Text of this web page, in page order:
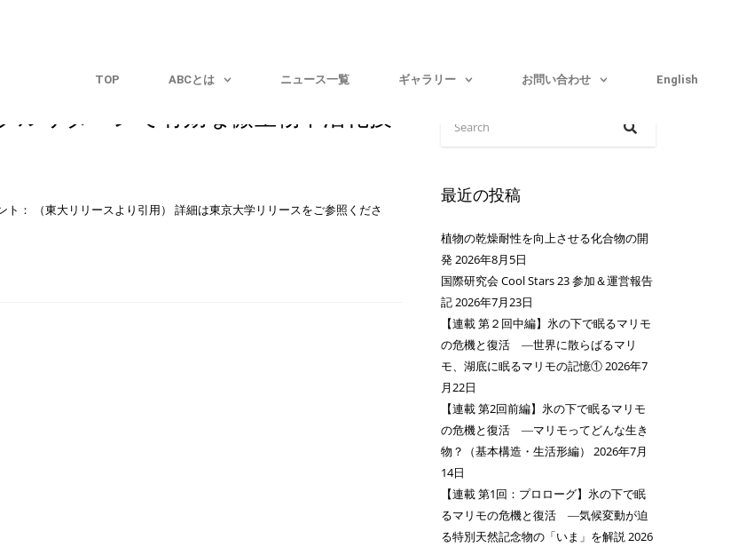
TOP ABCとは ニュース一覧 ギャラリー お問い合わせ English
ルリターンで有効な微生物不活化技
： （東大リリースより引用） 詳細は東京大学リリースをご参照くださ
最近の投稿
植物の乾燥耐性を向上させる化合物の開
発2026年8月5日
国際研究会 Cool Stars 23 参加＆運営報告
記2026年7月23日
【連載 第２回中編】氷の下で眠るマリモ
の危機と復活 ―世界に散らばるマリ
モ、湖底に眠るマリモの記憶①2026年7
月22日
【連載 第2回前編】氷の下で眠るマリモ
の危機と復活 ―マリモってどんな生き
物？（基本構造・生活形編）
2026年7月
14日
【連載 第1回：プロローグ】氷の下で眠
るマリモの危機と復活 ―気候変動が迫
る特別天然記念物の「いま」を解説2026